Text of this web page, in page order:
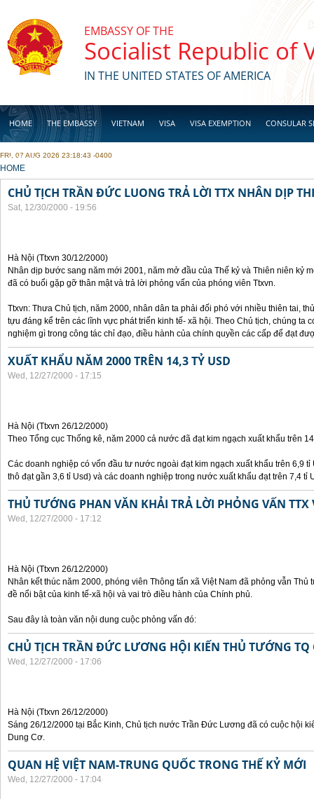
EMBASSY OF THE
Socialist Republic of
IN THE UNITED STATES OF AMERICA
HOME THE EMBASSY VIETNAM VISA VISA EXEMPTION CONSULAR
BUSINESS
FRI, 07 AUG 2026 23:18:43 -0400
YOU ARE HERE
HOME
CHỦ TỊCH TRẦN ĐỨC LUONG TRẢ LỜI TTX NHÂN DỊP
Sat, 12/30/2000 - 19:56
Hà Nội (Ttxvn 30/12/2000)
Nhân dịp bước sang năm mới 2001, năm mở đầu của Thế kỷ và Thiên niên kỷ
đã có buổi gặp gỡ thân mật và trả lời phỏng vấn của phóng viên Ttxvn.
Ttxvn: Thưa Chủ tịch, năm 2000, nhân dân ta phải đối phó với nhiều thiên tai,
tựu đáng kể trên các lĩnh vực phát triển kinh tế- xã hội. Theo Chủ tịch, chúng ta
nghiệm gì trong công tác chỉ đạo, điều hành của chính quyền các cấp để đạt
XUẤT KHẨU NĂM 2000 TRÊN 14,3 TỶ USD
Wed, 12/27/2000 - 17:15
Hà Nội (Ttxvn 26/12/2000)
Theo Tổng cục Thống kê, năm 2000 cả nước đã đạt kim ngạch xuất khẩu trên
Các doanh nghiệp có vốn đầu tư nước ngoài đạt kim ngạch xuất khẩu trên 6,9
thô đạt gần 3,6 tỉ Usd) và các doanh nghiệp trong nước xuất khẩu đạt trên 7,4 tỉ
THỦ TƯỚNG PHAN VĂN KHẢI TRẢ LỜI PHỎNG VẤN TTX
Wed, 12/27/2000 - 17:12
Hà Nội (Ttxvn 26/12/2000)
Nhân kết thúc năm 2000, phóng viên Thông tấn xã Việt Nam đã phỏng vẫn
đề nổi bật của kinh tế-xã hội và vai trò điều hành của Chính phủ.
Sau đây là toàn văn nội dung cuộc phỏng vấn đó:
CHỦ TỊCH TRẦN ĐỨC LƯƠNG HỘI KIẾN THỦ TƯỚNG TQ
Wed, 12/27/2000 - 17:06
Hà Nội (Ttxvn 26/12/2000)
Sáng 26/12/2000 tại Bắc Kinh, Chủ tịch nước Trần Đức Lương đã có cuộc hội
Dung Cơ.
QUAN HỆ VIỆT NAM-TRUNG QUỐC TRONG THẾ KỶ MỚI
Wed, 12/27/2000 - 17:04